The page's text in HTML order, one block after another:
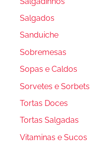
Salgados
Sanduiche
Sobremesas
Sopas e Caldos
Sorvetes e Sorbets
Tortas Doces
Tortas Salgadas
Vitaminas e Sucos